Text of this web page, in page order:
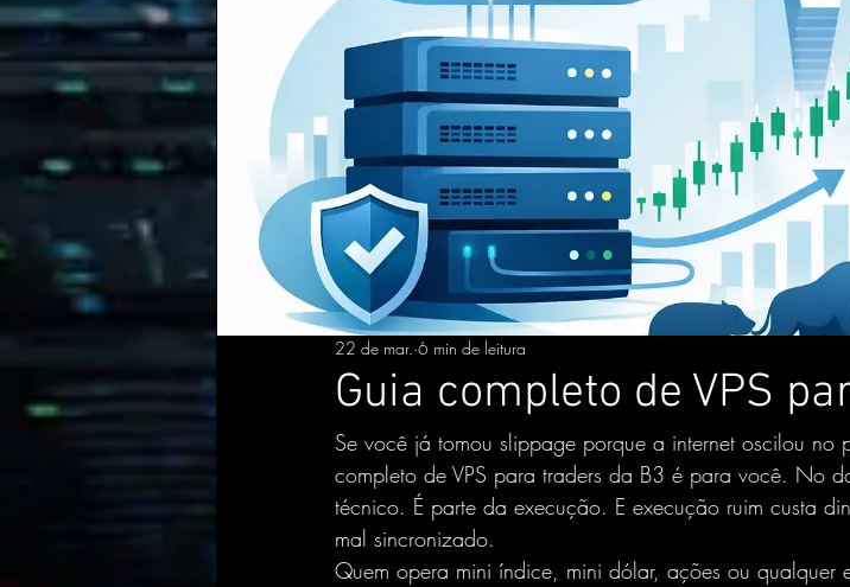
Guia completo de VPS
22 de mar. 6 min de leitura
Se você já tomou slippage porque a internet oscilou no
completo de VPS para traders da B3 é para você. No
técnico. É parte da execução. E execução ruim custa
mal sincronizado.
Quem opera mini índice, mini dólar, ações ou qualquer